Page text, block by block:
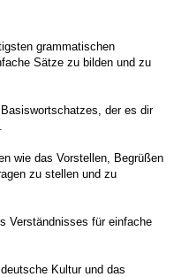
grammatischen
Sätze zu bilden und zu
der es dir
wie das Vorstellen, Begrüßen
zu stellen und zu
Verständnisses für einfache
Kultur und das